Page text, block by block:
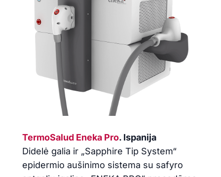
TermoSalud Eneka Pro. Ispanija
Didelė galia ir „Sapphire Tip System“
epidermio aušinimo sistema su safyro